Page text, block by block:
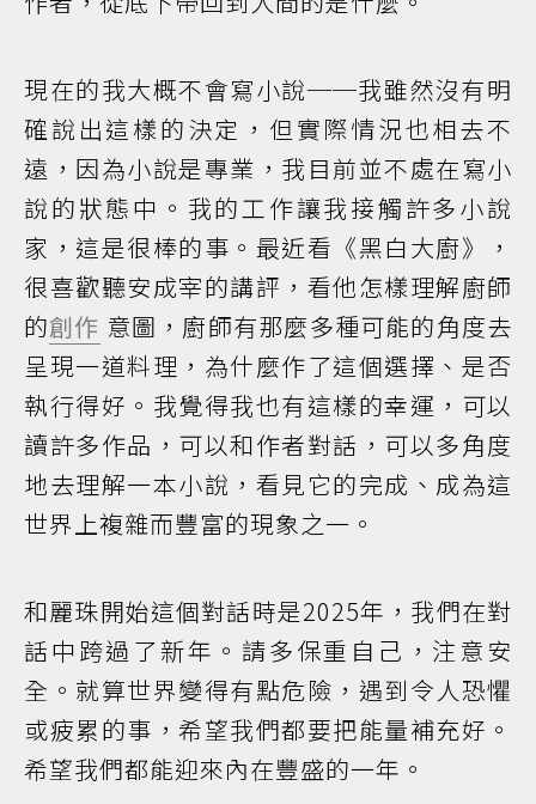
現在的我大概不會寫小說──我雖然沒有明
確說出這樣的決定，但實際情況也相去不
遠，因為小說是專業，我目前並不處在寫小
說的狀態中。我的工作讓我接觸許多小說
家，這是很棒的事。最近看《黑白大廚》，
很喜歡聽安成宰的講評，看他怎樣理解廚師
的創作 意圖，廚師有那麼多種可能的角度去
呈現一道料理，為什麼作了這個選擇、是否
執行得好。我覺得我也有這樣的幸運，可以
讀許多作品，可以和作者對話，可以多角度
地去理解一本小說，看見它的完成、成為這
世界上複雜而豐富的現象之一。
和麗珠開始這個對話時是2025年，我們在對
話中跨過了新年。請多保重自己，注意安
全。就算世界變得有點危險，遇到令人恐懼
或疲累的事，希望我們都要把能量補充好。
希望我們都能迎來內在豐盛的一年。